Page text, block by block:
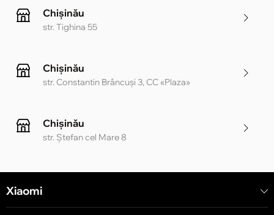
Chișinău
str. Tighina 55
Chișinău
str. Constantin Brâncuși 3, CC «Plaza»
Chișinău
str. Ștefan cel Mare 8
Xiaomi